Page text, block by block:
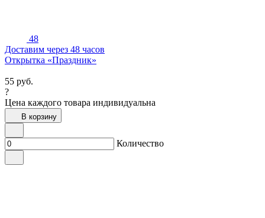
48
Доставим через 48 часов
Открытка «Праздник»
55 руб.
?
Цена каждого товара индивидуальна
В корзину
Количество